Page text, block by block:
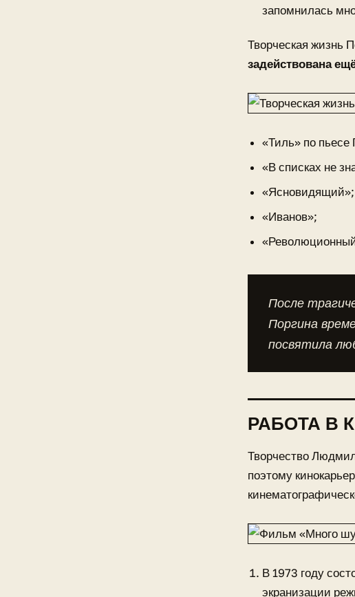
запомнилась
Творческая жизнь
задействована
«Тиль» по пьесе
«В списках не
«Ясновидящий»;
«Иванов»;
После
Поргина
посвятила
РАБОТА В
Творчество
поэтому
В 1973 году
экранизации